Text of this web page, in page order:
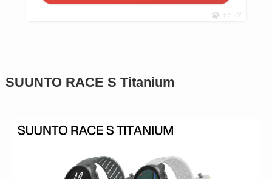
ポチップ
SUUNTO RACE S Titanium